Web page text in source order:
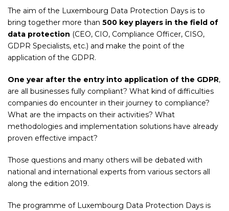
The aim of the Luxembourg Data Protection Days is to
bring together more than 500 key players in the field of
data protection (CEO, CIO, Compliance Officer, CISO,
GDPR Specialists, etc.) and make the point of the
application of the GDPR.
One year after the entry into application of the GDPR,
are all businesses fully compliant? What kind of difficulties
companies do encounter in their journey to compliance?
What are the impacts on their activities? What
methodologies and implementation solutions have already
proven effective impact?
Those questions and many others will be debated with
national and international experts from various sectors all
along the edition 2019.
The programme of Luxembourg Data Protection Days is